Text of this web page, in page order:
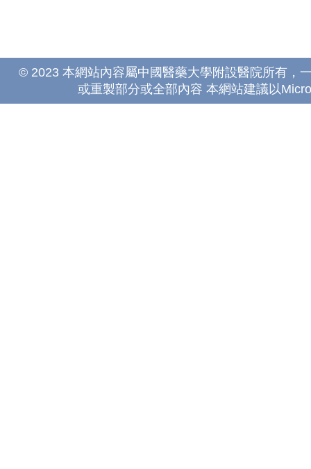
© 2023 本網站內容屬中國醫藥大學附設醫院所有，
或重製部分或全部內容 本網站建議以